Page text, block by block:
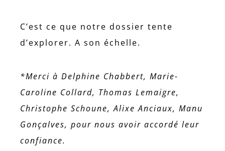
C’est ce que notre dossier tente
d’explorer. A son échelle.
*Merci à Delphine Chabbert, Marie-
Caroline Collard, Thomas Lemaigre,
Christophe Schoune, Alixe Anciaux, Manu
Gonçalves, pour nous avoir accordé leur
confiance.